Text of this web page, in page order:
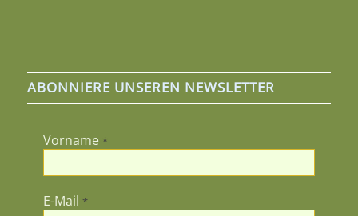
ABONNIERE UNSEREN NEWSLETTER
Vorname *
E-Mail *